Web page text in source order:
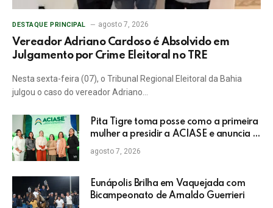
DESTAQUE PRINCIPAL agosto 7, 2026
Vereador Adriano Cardoso é Absolvido em
Julgamento por Crime Eleitoral no TRE
Nesta sexta-feira (07), o Tribunal Regional Eleitoral da Bahia
julgou o caso do vereador Adriano…
Pita Tigre toma posse como a primeira
mulher a presidir a ACIASE e anuncia a
retomada do Prêmio Destaque
Empresarial
agosto 7, 2026
Eunápolis Brilha em Vaquejada com
Bicampeonato de Arnaldo Guerrieri